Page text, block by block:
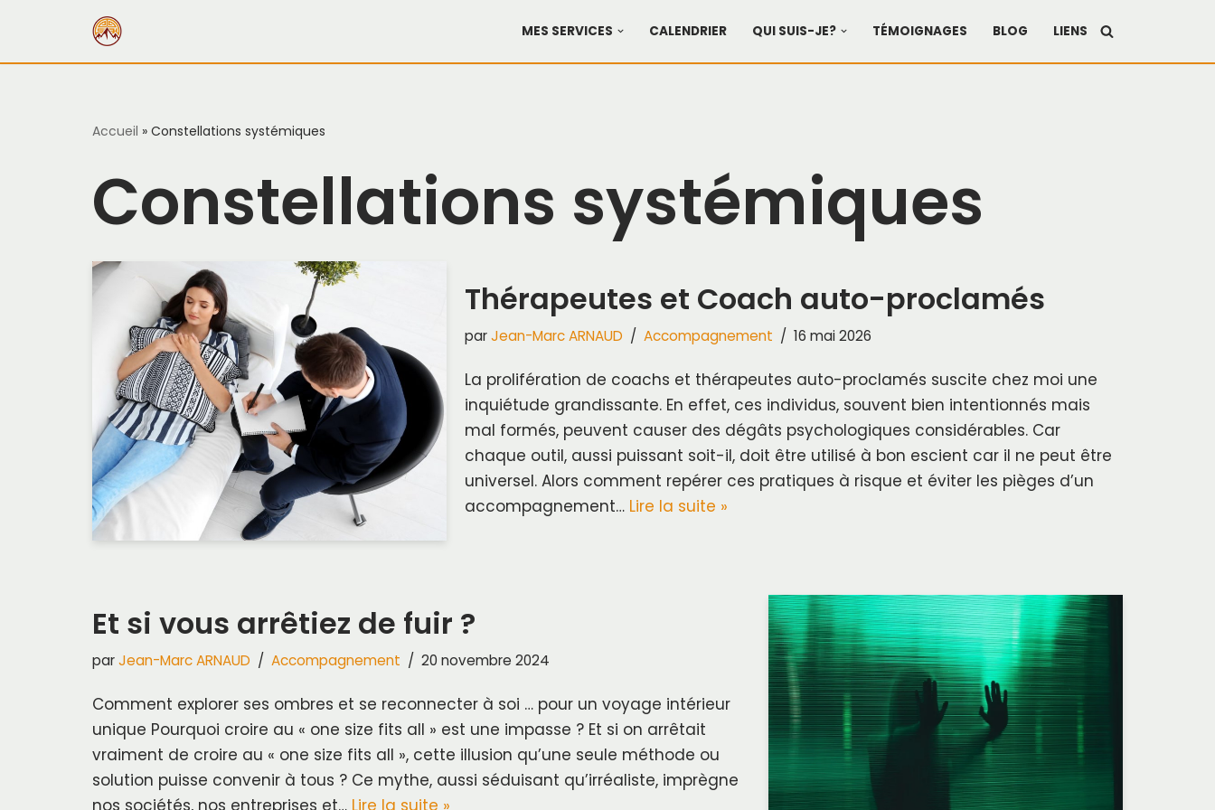
MES SERVICES CALENDRIER QUI SUIS-JE? TÉMOIGNAGES BLOG LIENS
Accueil » Constellations systémiques
Constellations systémiques
Thérapeutes et Coach auto-proclamés
parJean-Marc ARNAUD Accompagnement 16 mai 2026
La prolifération de coachs et thérapeutes auto-proclamés suscite chez moi une
inquiétude grandissante. En effet, ces individus, souvent bien intentionnés mais
mal formés, peuvent causer des dégâts psychologiques considérables. Car
chaque outil, aussi puissant soit-il, doit être utilisé à bon escient car il ne peut être
universel. Alors comment repérer ces pratiques à risque et éviter les pièges d’un
accompagnement… Lire la suite »
Et si vous arrêtiez de fuir ?
parJean-Marc ARNAUD Accompagnement 20 novembre 2024
Comment explorer ses ombres et se reconnecter à soi … pour un voyage intérieur
unique Pourquoi croire au « one size fits all » est une impasse ? Et si on arrêtait
vraiment de croire au « one size fits all », cette illusion qu’une seule méthode ou
solution puisse convenir à tous ? Ce mythe, aussi séduisant qu’irréaliste, imprègne
nos sociétés, nos entreprises et… Lire la suite »